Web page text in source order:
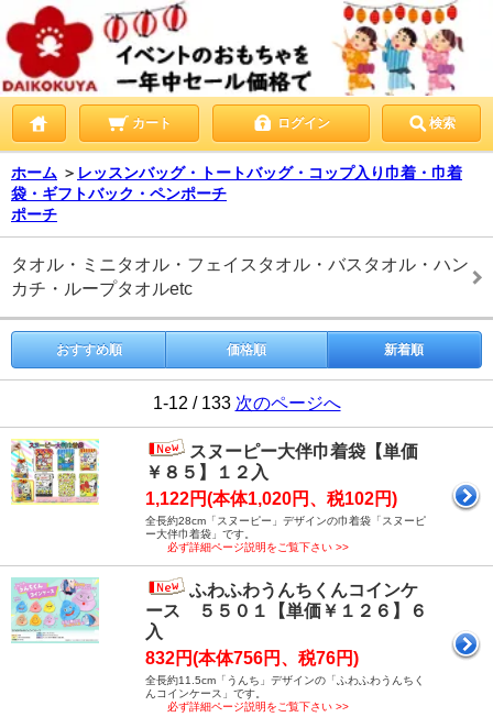
カート ログイン 検索
ホーム ＞ レッスンバッグ・トートバッグ・コップ入り巾着・巾着
袋・ギフトバック・ペンポーチ
ポーチ
タオル・ミニタオル・フェイスタオル・バスタオル・ハン
カチ・ループタオルetc
おすすめ順 価格順 新着順
1-12 / 133 次のページへ
スヌーピー大伴巾着袋【単価
￥８５】１２入
1,122円(本体1,020円、税102円)
全長約28cm「スヌーピー」デザインの巾着袋「スヌーピ
ー大伴巾着袋」です。
必ず詳細ページ説明をご覧下さい >>
ふわふわうんちくんコインケ
ース ５５０１【単価￥１２６】６
入
832円(本体756円、税76円)
全長約11.5cm「うんち」デザインの「ふわふわうんちく
んコインケース」です。
必ず詳細ページ説明をご覧下さい >>